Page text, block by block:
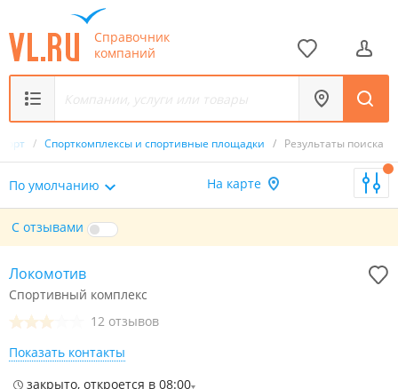
Справочник
компаний
/ Спорткомплексы и спортивные площадки / Результаты поиска
По умолчанию На карте
С отзывами
Локомотив
Спортивный комплекс
12 отзывов
Показать контакты
закрыто, откроется в 08:00